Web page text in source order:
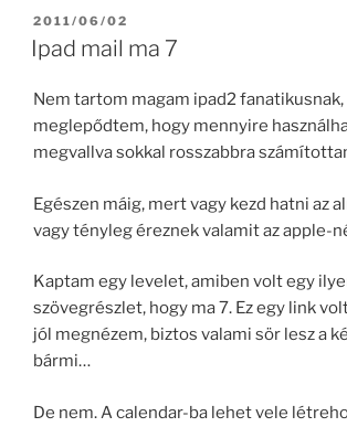
POSTED
ON
2011/06/02
Ipad mail ma 7
Nem tartom magam ipad2 fanatikusnak,
meglepődtem, hogy mennyire
megvallva sokkal rosszabbra
Egészen máig, mert vagy kezd hatni az
vagy tényleg éreznek valamit az apple-
Kaptam egy levelet, amiben volt egy
szövegrészlet, hogy ma 7. Ez egy link
jól megnézem, biztos valami sör lesz a
bármi…
De nem. A calendar-ba lehet vele